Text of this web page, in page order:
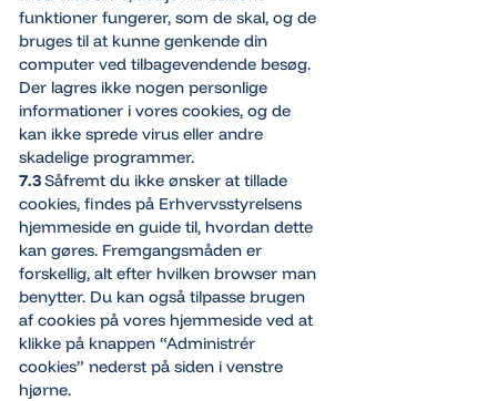
funktioner fungerer, som de skal, og de
bruges til at kunne genkende din
computer ved tilbagevendende besøg.
Der lagres ikke nogen personlige
informationer i vores cookies, og de
kan ikke sprede virus eller andre
skadelige programmer.
7.3Såfremt du ikke ønsker at tillade
cookies, findes på Erhvervsstyrelsens
hjemmeside en guide til, hvordan dette
kan gøres. Fremgangsmåden er
forskellig, alt efter hvilken browser man
benytter. Du kan også tilpasse brugen
af cookies på vores hjemmeside ved at
klikke på knappen “Administrér
cookies” nederst på siden i venstre
hjørne.